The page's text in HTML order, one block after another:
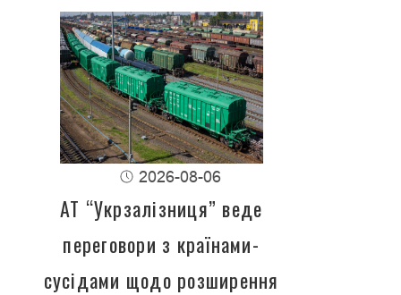
2026-08-06
АТ “Укрзалізниця” веде
переговори з країнами-
сусідами щодо розширення